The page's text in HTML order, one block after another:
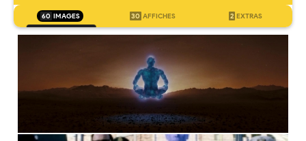
60 IMAGES 30 AFFICHES 2 EXTRAS